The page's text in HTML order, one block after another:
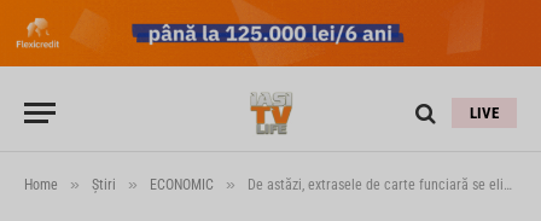
LIVE
Home » Știri » ECONOMIC » De astăzi, extrasele de carte funciară se eliberează gratuit